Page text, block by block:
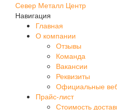
Север Металл Центр
Навигация
Главная
О компании
Отзывы
Команда
Вакансии
Реквизиты
Официальные
Прайс-лист
Стоимость